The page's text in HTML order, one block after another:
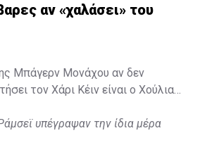
αν «χαλάσει» του
Μπάγερν Μονάχου αν δεν
τον Χάρι Κέιν είναι ο Χούλιαν
υπέγραψαν την ίδια μέρα